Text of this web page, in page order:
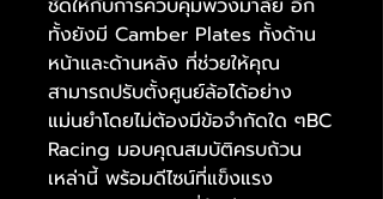
ชัดให้กับการควบคุมพวงมาลัย อีก
ทั้งยังมี Camber Plates ทั้งด้าน
หน้าและด้านหลัง ที่ช่วยให้คุณ
สามารถปรับตั้งศูนย์ล้อได้อย่าง
แม่นยำโดยไม่ต้องมีข้อจำกัดใด ๆBC
Racing มอบคุณสมบัติครบถ้วน
เหล่านี้ พร้อมดีไซน์ที่แข็งแรง